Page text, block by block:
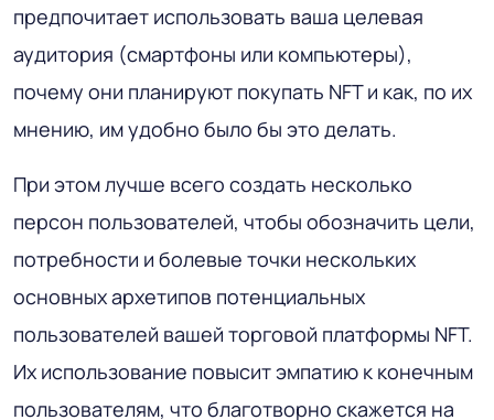
предпочитает использовать ваша целевая
аудитория (смартфоны или компьютеры),
почему они планируют покупать NFT и как, по их
мнению, им удобно было бы это делать.
При этом лучше всего создать несколько
персон пользователей, чтобы обозначить цели,
потребности и болевые точки нескольких
основных архетипов потенциальных
пользователей вашей торговой платформы NFT.
Их использование повысит эмпатию к конечным
пользователям, что благотворно скажется на